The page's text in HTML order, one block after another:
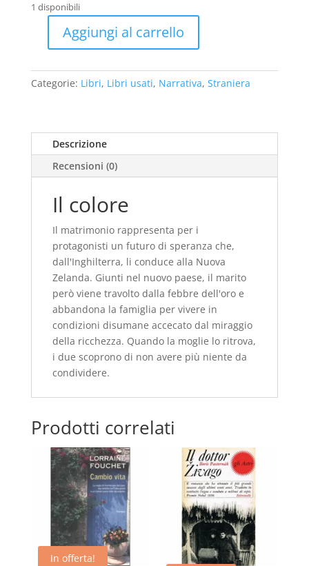
era:
€18,00.
è:
€5,00.
1 disponibili
-
usato
Aggiungi al carrello
Categorie: Libri, Libri usati, Narrativa, Straniera
Descrizione
Recensioni (0)
Il colore
Il matrimonio rappresenta per i
protagonisti un futuro di speranza che,
dall'Inghilterra, li conduce alla Nuova
Zelanda. Giunti nel nuovo paese, il marito
però viene travolto dalla febbre dell'oro e
abbandona la famiglia per vivere in
condizioni disumane accecato dal miraggio
della ricchezza. Quando la moglie lo ritrova,
i due scoprono di non avere più niente da
condividere.
Prodotti correlati
In offerta!